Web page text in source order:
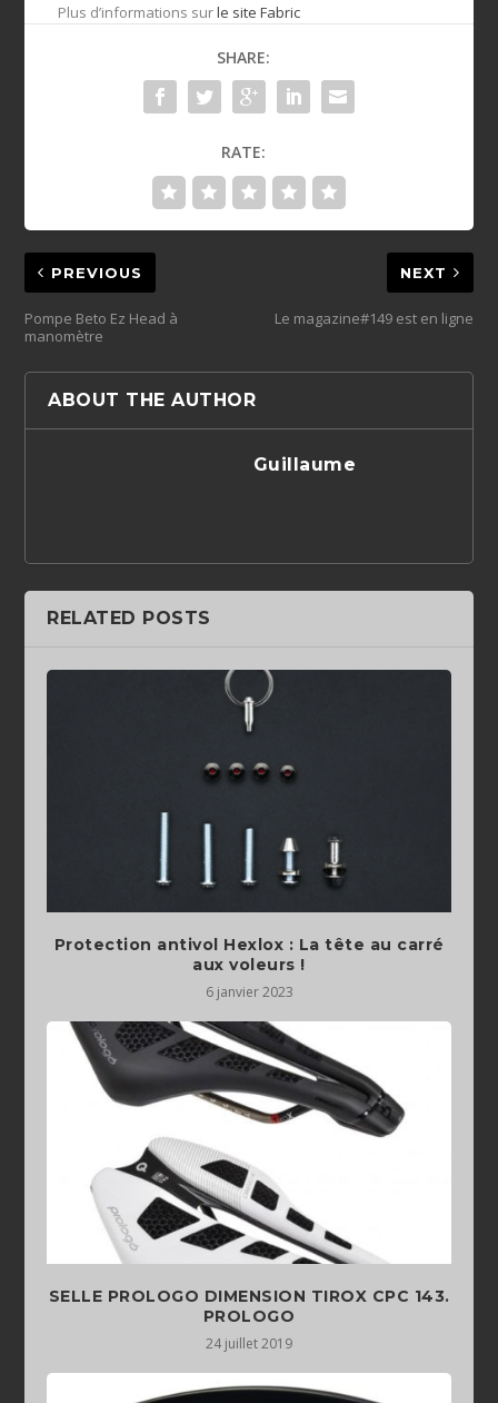
Plus d’informations surle site Fabric
SHARE:
RATE:
PREVIOUS
Pompe Beto Ez Head à
manomètre
NEXT
Le magazine#149 est en ligne
ABOUT THE AUTHOR
Guillaume
RELATED POSTS
Protection antivol Hexlox : La tête au carré
aux voleurs !
6 janvier 2023
SELLE PROLOGO DIMENSION TIROX CPC 143.
PROLOGO
24 juillet 2019